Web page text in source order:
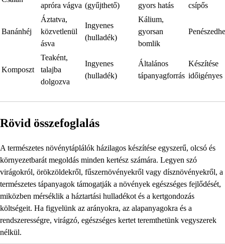
apróra vágva (gyűjthető)
gyors hatás
csípős
Banánhéj
Áztatva,
közvetlenül
ásva
Ingyenes
(hulladék)
Kálium,
gyorsan
bomlik
Komposzt
Teaként,
talajba
dolgozva
Ingyenes
(hulladék)
Általános
tápanyagforrás
Készítése
időigényes
Rövid összefoglalás
A természetes növénytáplálók házilagos készítése egyszerű, olcsó és
környezetbarát megoldás minden kertész számára. Legyen szó
virágokról, örökzöldekről, fűszernövényekről vagy dísznövényekről, a
természetes tápanyagok támogatják a növények egészséges fejlődését,
miközben mérséklik a háztartási hulladékot és a kertgondozás
költségeit. Ha figyelünk az arányokra, az alapanyagokra és a
rendszerességre, virágzó, egészséges kertet teremthetünk vegyszerek
nélkül.